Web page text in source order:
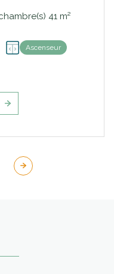
Appartement 2 pièce(s) 1 chambre(s) 41 m²
Ascenseur